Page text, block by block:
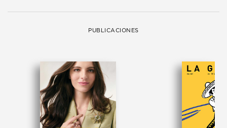
PUBLICACIONES